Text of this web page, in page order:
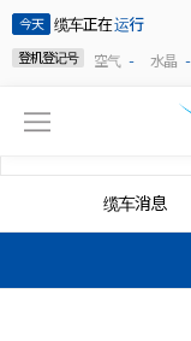
今天 缆车正在运行
登机登记号
空气 - 水晶 -
缆车消息